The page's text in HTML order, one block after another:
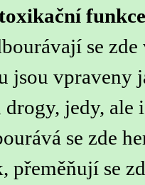
funkce
se
jsou vpraveny
jedy, ale
se zde
přeměňují se